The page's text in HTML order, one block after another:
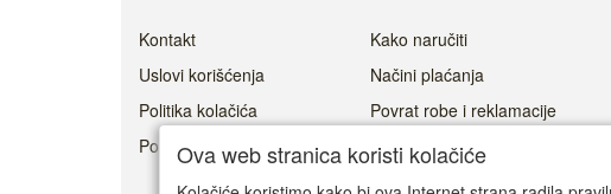
Kontakt
Uslovi korišćenja
Politika kolačića
Politika privatnosti
Kako naručiti
Načini plaćanja
Povrat robe i reklamacije
Cenovnik dostave
Isporuka
Ova web stranica koristi kolačiće